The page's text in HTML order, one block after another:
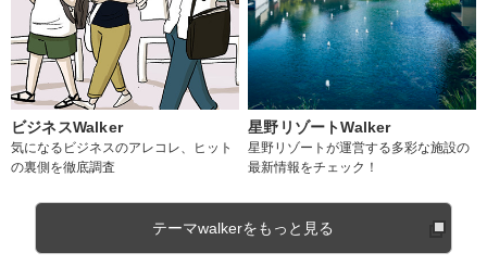
ビジネスWalker
気になるビジネスのアレコレ、ヒット
の裏側を徹底調査
星野リゾートWalker
星野リゾートが運営する多彩な施設の
最新情報をチェック！
テーマwalkerをもっと見る